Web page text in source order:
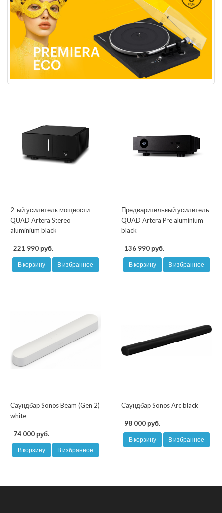
2-ый усилитель мощности
QUAD Artera Stereo
aluminium black
221 990 руб.
В корзину В избранное
Предварительный усилитель
QUAD Artera Pre aluminium
black
136 990 руб.
В корзину В избранное
Саундбар Sonos Beam (Gen 2)
white
74 000 руб.
В корзину В избранное
Саундбар Sonos Arc black
98 000 руб.
В корзину В избранное